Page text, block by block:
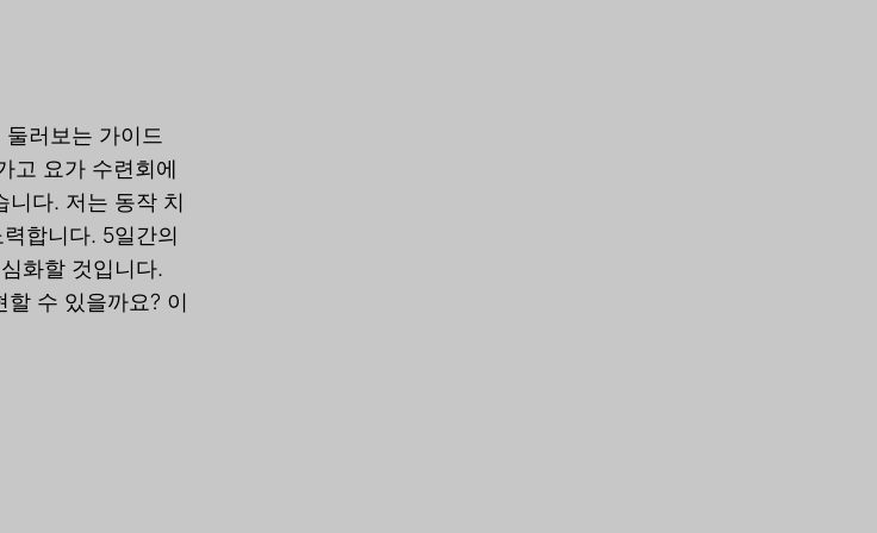
러보는 가이드
고 요가 수련회에
니다. 저는 동작 치
합니다. 5일간의
화할 것입니다.
수 있을까요? 이